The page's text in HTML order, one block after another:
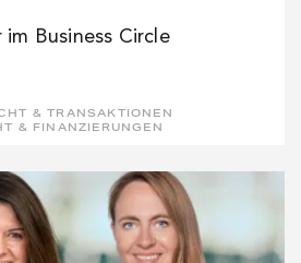
im Business Circle
& TRANSAKTIONEN
& FINANZIERUNGEN